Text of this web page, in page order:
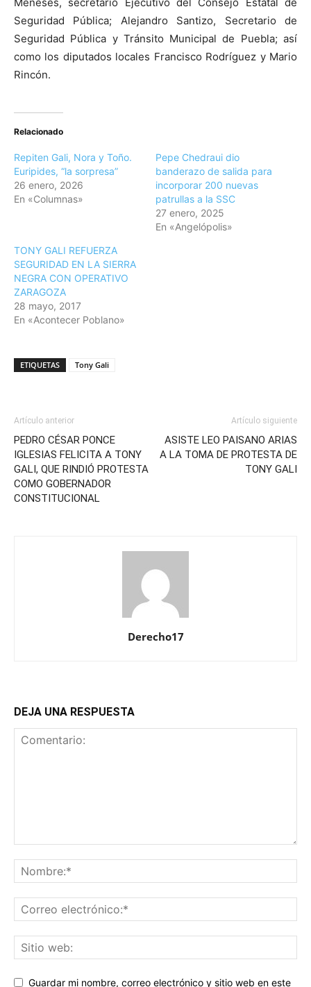
Meneses, secretario Ejecutivo del Consejo Estatal de
Seguridad Pública; Alejandro Santizo, Secretario de
Seguridad Pública y Tránsito Municipal de Puebla; así
como los diputados locales Francisco Rodríguez y Mario
Rincón.
Relacionado
Repiten Gali, Nora y Toño.
Euripides, “la sorpresa”
26 enero, 2026
En «Columnas»
Pepe Chedraui dio
banderazo de salida para
incorporar 200 nuevas
patrullas a la SSC
27 enero, 2025
En «Angelópolis»
TONY GALI REFUERZA
SEGURIDAD EN LA SIERRA
NEGRA CON OPERATIVO
ZARAGOZA
28 mayo, 2017
En «Acontecer Poblano»
ETIQUETAS Tony Gali
Artículo anterior
PEDRO CÉSAR PONCE
IGLESIAS FELICITA A TONY
GALI, QUE RINDIÓ PROTESTA
COMO GOBERNADOR
CONSTITUCIONAL
Artículo siguiente
ASISTE LEO PAISANO ARIAS
A LA TOMA DE PROTESTA DE
TONY GALI
Derecho17
DEJA UNA RESPUESTA
Guardar mi nombre, correo electrónico y sitio web en este